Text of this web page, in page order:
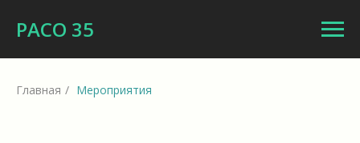
РАСО 35
Главная / Мероприятия